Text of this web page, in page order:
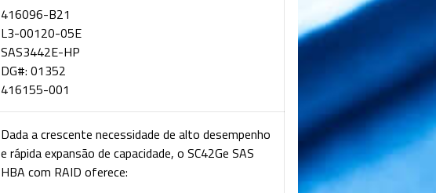
416096-B21
L3-00120-05E
SAS3442E-HP
DG#: 01352
416155-001
Dada a crescente necessidade de alto desempenho
e rápida expansão de capacidade, o SC42Ge SAS
HBA com RAID oferece: